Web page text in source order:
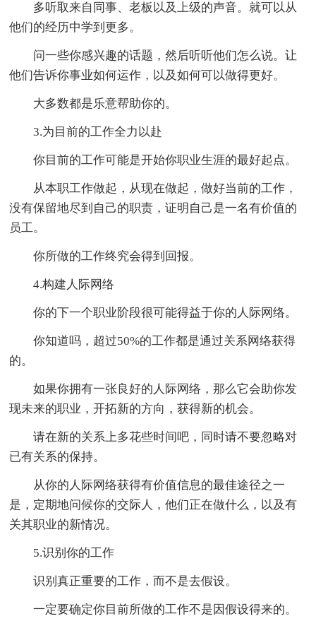
多听取来自同事、老板以及上级的声音。就可以从
他们的经历中学到更多。
问一些你感兴趣的话题，然后听听他们怎么说。让
他们告诉你事业如何运作，以及如何可以做得更好。
大多数都是乐意帮助你的。
3.为目前的工作全力以赴
你目前的工作可能是开始你职业生涯的最好起点。
从本职工作做起，从现在做起，做好当前的工作，
没有保留地尽到自己的职责，证明自己是一名有价值的
员工。
你所做的工作终究会得到回报。
4.构建人际网络
你的下一个职业阶段很可能得益于你的人际网络。
你知道吗，超过50%的工作都是通过关系网络获得
的。
如果你拥有一张良好的人际网络，那么它会助你发
现未来的职业，开拓新的方向，获得新的机会。
请在新的关系上多花些时间吧，同时请不要忽略对
已有关系的保持。
从你的人际网络获得有价值信息的最佳途径之一
是，定期地问候你的交际人，他们正在做什么，以及有
关其职业的新情况。
5.识别你的工作
识别真正重要的工作，而不是去假设。
一定要确定你目前所做的工作不是因假设得来的。